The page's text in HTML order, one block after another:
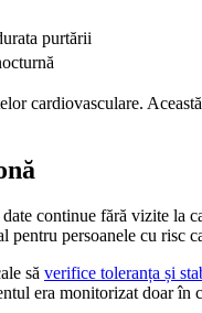
purtării
cardiovasculare.
continue fără vizite la
persoanele cu risc
să verifice toleranța și
era monitorizat doar în